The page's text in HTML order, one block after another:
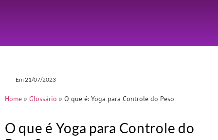
Em 21/07/2023
Home » Glossário » O que é: Yoga para Controle do Peso
O que é Yoga para Controle do